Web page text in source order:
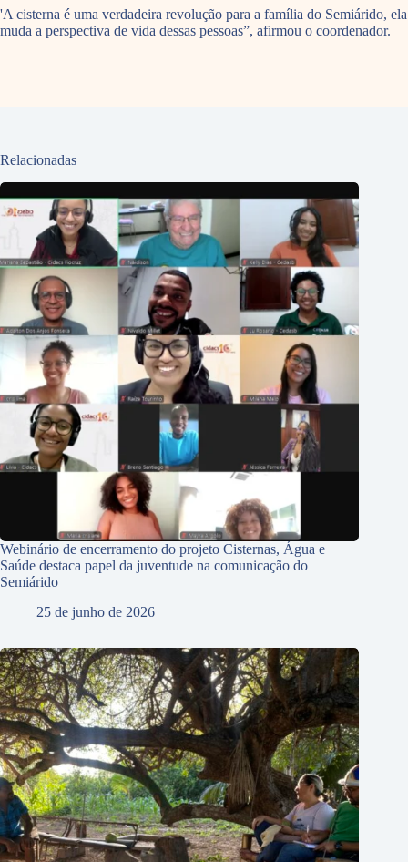
'A cisterna é uma verdadeira revolução para a família do Semiárido, ela
muda a perspectiva de vida dessas pessoas”, afirmou o coordenador.
Relacionadas
Webinário de encerramento do projeto Cisternas, Água e
Saúde destaca papel da juventude na comunicação do
Semiárido
25 de junho de 2026